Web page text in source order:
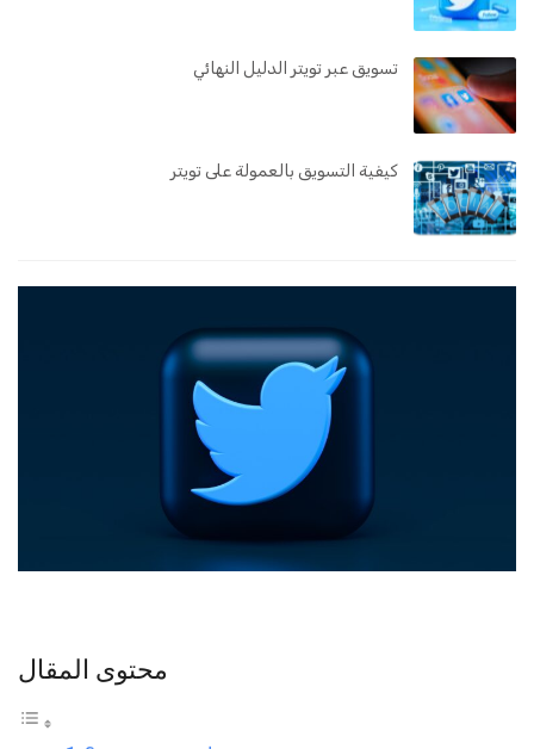
تسويق عبر تويتر الدليل النهائي
كيفية التسويق بالعمولة على تويتر
محتوى المقال